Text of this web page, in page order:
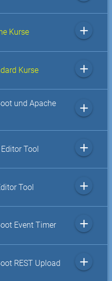
Kurse add
Kurse add
und Apache
add
Tool add
Tool add
Event Timer add
REST Upload add